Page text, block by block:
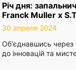
Річ дня:
Franck Muller х
30 апреля 2024
Об'єднавшись через
до інновацій та